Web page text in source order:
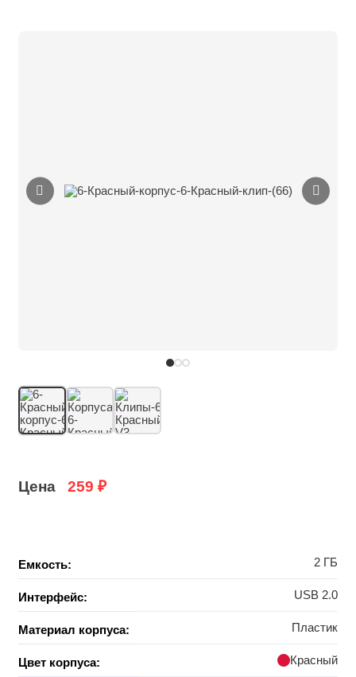
Цена 259₽
Емкость: 2 ГБ
Интерфейс: USB 2.0
Материал корпуса: Пластик
Цвет корпуса: Красный